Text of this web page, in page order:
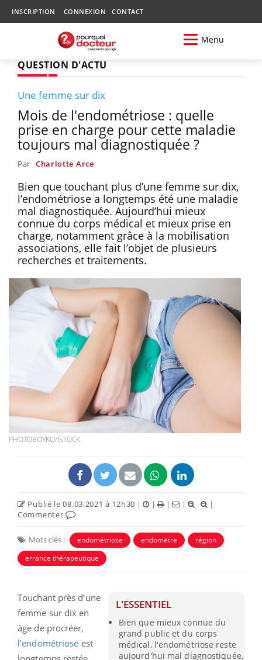
INSCRIPTION CONNEXION CONTACT
Menu
QUESTION D'ACTU
Une femme sur dix
Mois de l'endométriose : quelle
prise en charge pour cette maladie
toujours mal diagnostiquée ?
Par Charlotte Arce
Bien que touchant plus d’une femme sur dix,
l’endométriose a longtemps été une maladie
mal diagnostiquée. Aujourd’hui mieux
connue du corps médical et mieux prise en
charge, notamment grâce à la mobilisation
associations, elle fait l’objet de plusieurs
recherches et traitements.
PHOTOBOYKO/ISTOCK
Publié le 08.03.2021 à 12h30 | | | |
|
Commenter
Mots clés : endométriose endomètre
région
errance thérapeutique
L'ESSENTIEL
Bien que mieux connue du
grand public et du corps
médical, l'endométriose reste
aujourd'hui mal diagnostiquée,
Touchant près d’une
femme sur dix en
âge de procréer,
l’endométriose est